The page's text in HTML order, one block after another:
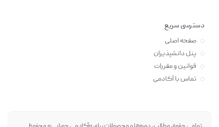
دسترسی سریع
صفحه اصلی
پنل دانشپذیران
قوانین و مقررات
تماس با آکادمی